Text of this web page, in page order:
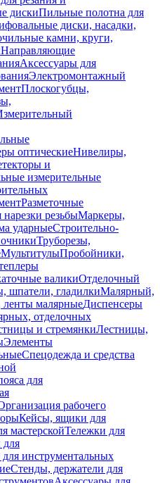
дискиПильные полотна для
диски, насадки,
камни, круги,
Направляющие
Аксессуары для
Электромонтажный
Плоскогубцы,
оптическиеНивелиры,
и
измерительные
Разметочные
резьбыМаркеры,
ударныеСтроительно-
Труборезы,
МультитулыПробойники,
валикиОтделочный
шпатели, гладилкиМалярный,
ленты малярныеДиспенсеры
отделочных
и стремянкиЛестницы,
Элементы
Спецодежда и средства
для
рабочего
Кейсы, ящики для
мастерскойТележки для
инструментальных
Стенды, держатели для